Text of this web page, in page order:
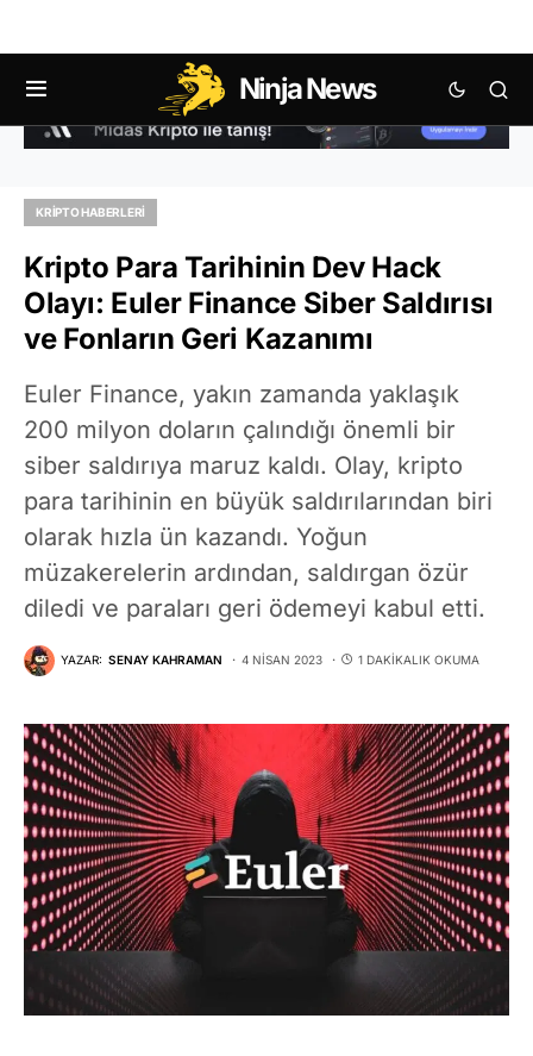
Ninja News
KRIPTO HABERLERI
Kripto Para Tarihinin Dev Hack
Olayı: Euler Finance Siber Saldırısı
ve Fonların Geri Kazanımı
Euler Finance, yakın zamanda yaklaşık
200 milyon doların çalındığı önemli bir
siber saldırıya maruz kaldı. Olay, kripto
para tarihinin en büyük saldırılarından biri
olarak hızla ün kazandı. Yoğun
müzakerelerin ardından, saldırgan özür
diledi ve paraları geri ödemeyi kabul etti.
YAZAR: SENAY KAHRAMAN 4 NISAN 2023 1 DAKIKALIK OKUMA